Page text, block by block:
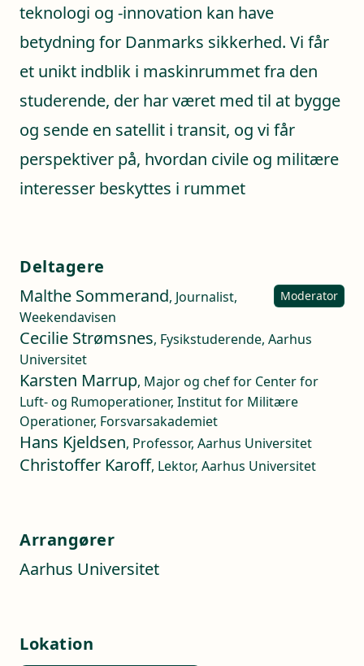
teknologi og -innovation kan have
betydning for Danmarks sikkerhed. Vi får
et unikt indblik i maskinrummet fra den
studerende, der har været med til at bygge
og sende en satellit i transit, og vi får
perspektiver på, hvordan civile og militære
interesser beskyttes i rummet
Deltagere
Malthe Sommerand, Journalist,
Weekendavisen
Moderator
Cecilie Strømsnes, Fysikstuderende, Aarhus
Universitet
Karsten Marrup, Major og chef for Center for
Luft- og Rumoperationer, Institut for Militære
Operationer, Forsvarsakademiet
Hans Kjeldsen, Professor, Aarhus Universitet
Christoffer Karoff, Lektor, Aarhus Universitet
Arrangører
Aarhus Universitet
Lokation